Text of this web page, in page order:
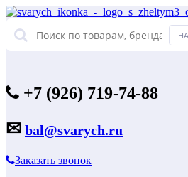
+7 (926) 719-74-88
✉ bal@svarych.ru
Заказать звонок